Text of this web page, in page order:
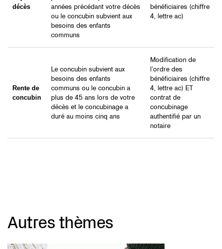
décès
années précédant votre décès
ou le concubin subvient aux
besoins des enfants
communs
bénéficiaires (chiffre
4, lettre ac)
Rente de
concubin
Le concubin subvient aux
besoins des enfants
communs ou le concubin a
plus de 45 ans lors de votre
décès et le concubinage a
duré au moins cinq ans
Modification de
l’ordre des
bénéficiaires (chiffre
4, lettre ac) ET
contrat de
concubinage
authentifié par un
notaire
Autres thèmes